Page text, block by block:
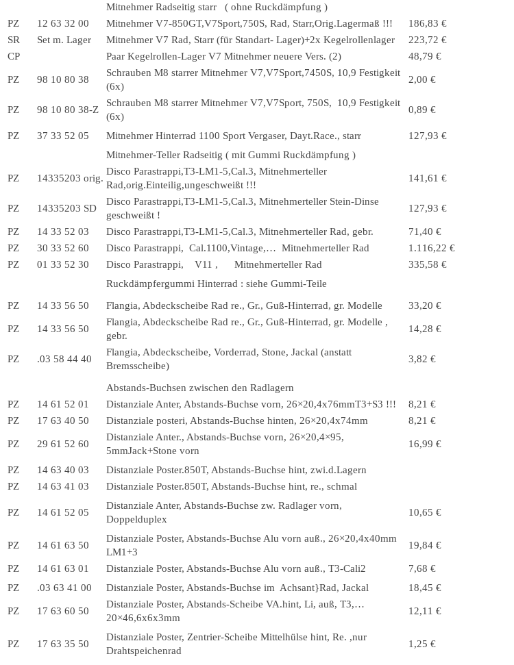
Mitnehmer Radseitig starr ( ohne Ruckdämpfung )
PZ
12 63 32 00 Mitnehmer V7-850GT,V7Sport,750S, Rad, Starr,Orig.Lagermaß !!!
186,83 €
SR
Set m. Lager Mitnehmer V7 Rad, Starr (für Standart- Lager)+2x Kegelrollenlager
223,72 €
CP
Paar Kegelrollen-Lager V7 Mitnehmer neuere Vers. (2) 48,79 €
PZ 98 10 80 38
Schrauben M8 starrer Mitnehmer V7,V7Sport,7450S, 10,9 Festigkeit
(6x)
2,00 €
PZ 98 10 80 38-Z
Schrauben M8 starrer Mitnehmer V7,V7Sport, 750S, 10,9 Festigkeit
(6x)
0,89 €
PZ 37 33 52 05 Mitnehmer Hinterrad 1100 Sport Vergaser, Dayt.Race., starr
127,93 €
Mitnehmer-Teller Radseitig ( mit Gummi Ruckdämpfung )
PZ 14335203 orig.
Disco Parastrappi,T3-LM1-5,Cal.3, Mitnehmerteller
Rad,orig.Einteilig,ungeschweißt !!!
141,61 €
PZ 14335203 SD
Disco Parastrappi,T3-LM1-5,Cal.3, Mitnehmerteller Stein-Dinse
geschweißt !
127,93 €
PZ 14 33 52 03 Disco Parastrappi,T3-LM1-5,Cal.3, Mitnehmerteller Rad, gebr.
71,40 €
PZ
30 33 52 60 Disco Parastrappi, Cal.1100,Vintage,… Mitnehmerteller Rad
1.116,22 €
PZ
01 33 52 30 Disco Parastrappi, V11 , Mitnehmerteller Rad
335,58 €
Ruckdämpfergummi Hinterrad : siehe Gummi-Teile
PZ
14 33 56 50 Flangia, Abdeckscheibe Rad re., Gr., Guß-Hinterrad, gr. Modelle 33,20 €
PZ 14 33 56 50
Flangia, Abdeckscheibe Rad re., Gr., Guß-Hinterrad, gr. Modelle ,
gebr.
14,28 €
PZ .03 58 44 40
Flangia, Abdeckscheibe, Vorderrad, Stone, Jackal (anstatt
Bremsscheibe)
3,82 €
Abstands-Buchsen zwischen den Radlagern
PZ
14 61 52 01 Distanziale Anter, Abstands-Buchse vorn, 26×20,4x76mmT3+S3 !!!
8,21 €
PZ
17 63 40 50 Distanziale posteri, Abstands-Buchse hinten, 26×20,4x74mm 8,21 €
PZ 29 61 52 60
Distanziale Anter., Abstands-Buchse vorn, 26×20,4×95,
5mmJack+Stone vorn
16,99 €
PZ 14 63 40 03
Distanziale Poster.850T, Abstands-Buchse hint, zwi.d.Lagern
PZ
14 63 41 03 Distanziale Poster.850T, Abstands-Buchse hint, re., schmal
PZ 14 61 52 05
Distanziale Anter, Abstands-Buchse zw. Radlager vorn,
Doppelduplex
10,65 €
PZ 14 61 63 50
Distanziale Poster, Abstands-Buchse Alu vorn auß., 26×20,4x40mm
LM1+3
19,84 €
PZ 14 61 63 01 Distanziale Poster, Abstands-Buchse Alu vorn auß., T3-Cali2
7,68 €
PZ
.03 63 41 00 Distanziale Poster, Abstands-Buchse im Achsant}Rad, Jackal 18,45 €
PZ 17 63 60 50
Distanziale Poster, Abstands-Scheibe VA.hint, Li, auß, T3,…
20×46,6x6x3mm
12,11 €
PZ 17 63 35 50
Distanziale Poster, Zentrier-Scheibe Mittelhülse hint, Re. ,nur
Drahtspeichenrad
1,25 €